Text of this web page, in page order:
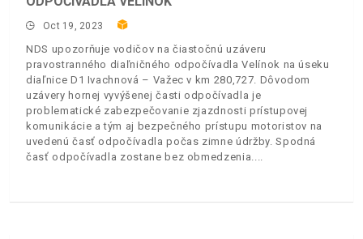
Oct 19, 2023
NDS upozorňuje vodičov na čiastočnú uzáveru
pravostranného diaľničného odpočívadla Velínok na úseku
diaľnice D1 Ivachnová – Važec v km 280,727. Dôvodom
uzávery hornej vyvýšenej časti odpočívadla je
problematické zabezpečovanie zjazdnosti prístupovej
komunikácie a tým aj bezpečného prístupu motoristov na
uvedenú časť odpočívadla počas zimne údržby. Spodná
časť odpočívadla zostane bez obmedzenia.